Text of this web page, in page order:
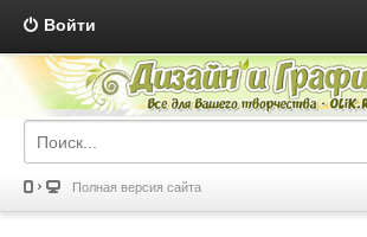
Войти
Полная версия сайта